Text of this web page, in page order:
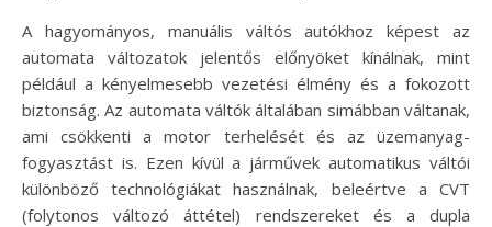
A hagyományos, manuális váltós autókhoz képest az
automata változatok jelentős előnyöket kínálnak, mint
például a kényelmesebb vezetési élmény és a fokozott
biztonság. Az automata váltók általában simábban váltanak,
ami csökkenti a motor terhelését és az üzemanyag-
fogyasztást is. Ezen kívül a járművek automatikus váltói
különböző technológiákat használnak, beleértve a CVT
(folytonos változó áttétel) rendszereket és a dupla